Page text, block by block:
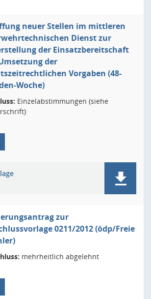
neuer Stellen im mittleren
Dienst zur
der Einsatzbereitschaft
der
Vorgaben (48-
Woche)
Einzelabstimmungen (siehe
zur
0211/2012 (ödp/Freie
mehrheitlich abgelehnt